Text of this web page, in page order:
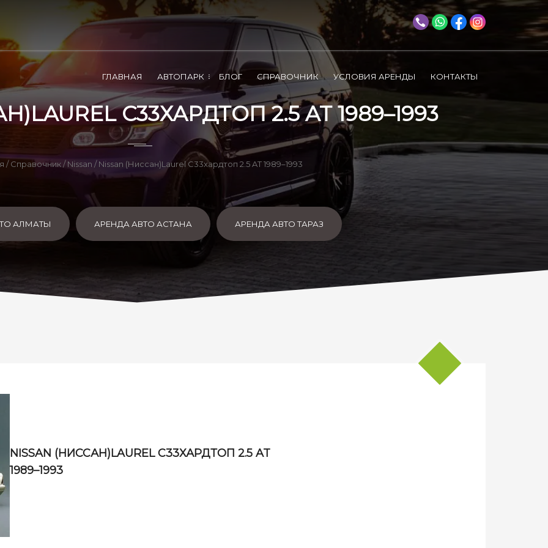
ГЛАВНАЯ АВТОПАРК БЛОГ СПРАВОЧНИК УСЛОВИЯ АРЕНДЫ КОНТАКТЫ
C33ХАРДТОП 2.5 AT 1989–1993
/Справочник/Nissan / Nissan (Ниссан)Laurel C33хардтоп 2.5 AT 1989–1993
АЛМАТЫ АРЕНДА АВТО АСТАНА АРЕНДА АВТО ТАРАЗ
NISSAN (НИССАН)LAUREL C33ХАРДТОП 2.5 AT
1989–1993